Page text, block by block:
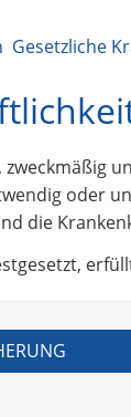
Gesetzliche
oder
die